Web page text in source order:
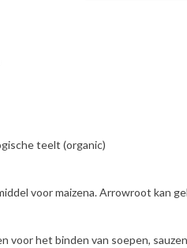
teelt (organic)
voor maizena. Arrowroot kan
voor het binden van soepen,